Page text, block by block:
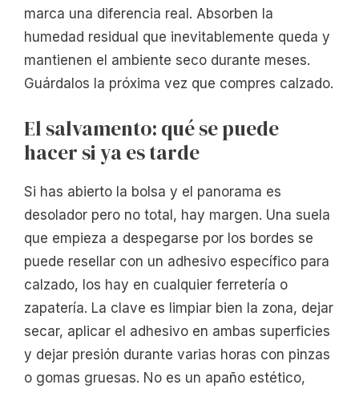
marca una diferencia real. Absorben la
humedad residual que inevitablemente queda y
mantienen el ambiente seco durante meses.
Guárdalos la próxima vez que compres calzado.
El salvamento: qué se puede
hacer si ya es tarde
Si has abierto la bolsa y el panorama es
desolador pero no total, hay margen. Una suela
que empieza a despegarse por los bordes se
puede resellar con un adhesivo específico para
calzado, los hay en cualquier ferretería o
zapatería. La clave es limpiar bien la zona, dejar
secar, aplicar el adhesivo en ambas superficies
y dejar presión durante varias horas con pinzas
o gomas gruesas. No es un apaño estético,